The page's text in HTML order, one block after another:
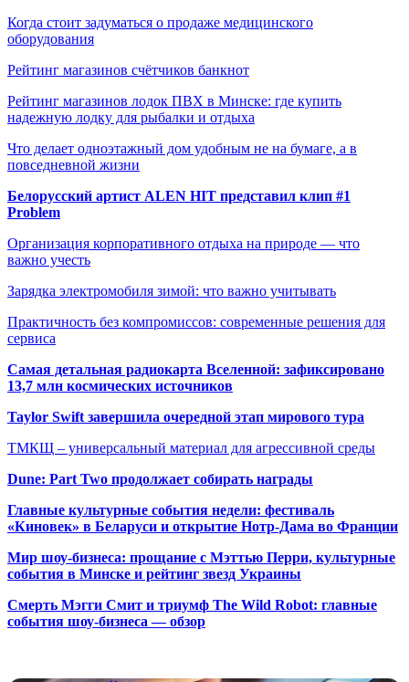
Когда стоит задуматься о продаже медицинского
оборудования
Рейтинг магазинов счётчиков банкнот
Рейтинг магазинов лодок ПВХ в Минске: где купить
надежную лодку для рыбалки и отдыха
Что делает одноэтажный дом удобным не на бумаге, а в
повседневной жизни
Белорусский артист ALEN HIT представил клип #1
Problem
Организация корпоративного отдыха на природе — что
важно учесть
Зарядка электромобиля зимой: что важно учитывать
Практичность без компромиссов: современные решения для
сервиса
Самая детальная радиокарта Вселенной: зафиксировано
13,7 млн космических источников
Taylor Swift завершила очередной этап мирового тура
ТМКЩ – универсальный материал для агрессивной среды
Dune: Part Two продолжает собирать награды
Главные культурные события недели: фестиваль
«Киновек» в Беларуси и открытие Нотр-Дама во Франции
Мир шоу-бизнеса: прощание с Мэттью Перри, культурные
события в Минске и рейтинг звезд Украины
Смерть Мэгги Смит и триумф The Wild Robot: главные
события шоу-бизнеса — обзор